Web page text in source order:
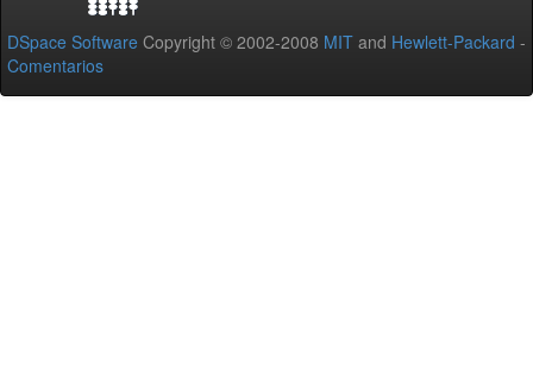
DSpace Software Copyright © 2002-2008 MIT and Hewlett-Packard -
Comentarios